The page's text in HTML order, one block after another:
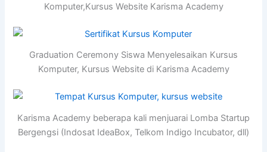
Komputer,Kursus Website Karisma Academy
Graduation Ceremony Siswa Menyelesaikan Kursus
Komputer, Kursus Website di Karisma Academy
Karisma Academy beberapa kali menjuarai Lomba Startup
Bergengsi (Indosat IdeaBox, Telkom Indigo Incubator, dll)